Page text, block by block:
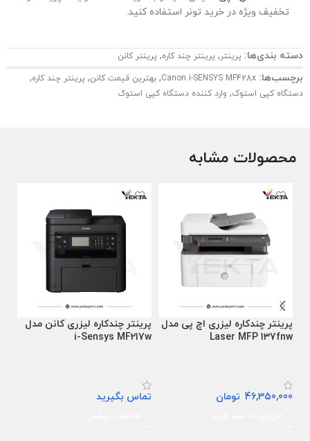
تخفیف ویژه در خرید تونر استفاده کنید.
دسته بندی‌ها: پرینتر, پرینتر چند کاره, پرینتر کانن
برچسب‌ها: Canon i-SENSYS MF428x
, بهترین قیمت کانن, پرینتر چند کاره,
دستگاه کپی استوک, وارد کننده دستگاه کپی استوک
محصولات مشابه
پرینتر چندکاره لیزری اچ پی مدل
Laser MFP 137fnw
46,350,000 تومان
پرینتر چندکاره لیزری کانن مدل
i-Sensys MF217w
تماس بگیرید